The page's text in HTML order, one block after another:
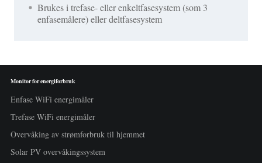
Brukes i trefase- eller enkeltfasesystem (som 3
enfasemålere) eller deltfasesystem
Monitor for energiforbruk
Enfase WiFi energimåler
Trefase WiFi energimåler
Overvåking av strømforbruk til hjemmet
Solar PV overvåkingssystem